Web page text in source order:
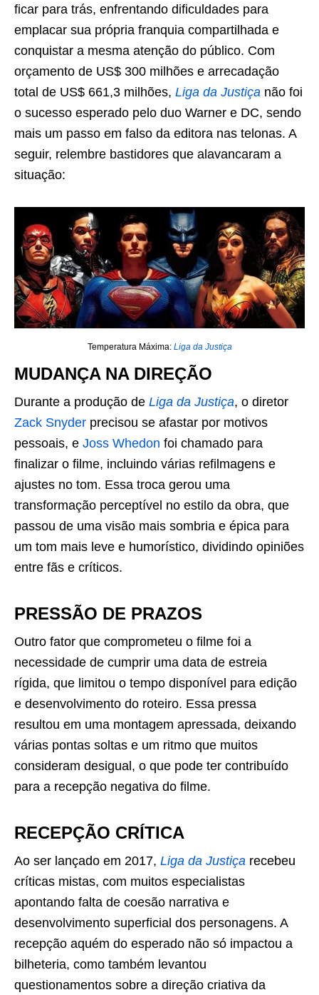
ficar para trás, enfrentando dificuldades para
emplacar sua própria franquia compartilhada e
conquistar a mesma atenção do público. Com
orçamento de US$ 300 milhões e arrecadação
total de US$ 661,3 milhões, Liga da Justiça não foi
o sucesso esperado pelo duo Warner e DC, sendo
mais um passo em falso da editora nas telonas. A
seguir, relembre bastidores que alavancaram a
situação:
Temperatura Máxima: Liga da Justiça
MUDANÇA NA DIREÇÃO
Durante a produção de Liga da Justiça, o diretor
Zack Snyder precisou se afastar por motivos
pessoais, e Joss Whedon foi chamado para
finalizar o filme, incluindo várias refilmagens e
ajustes no tom. Essa troca gerou uma
transformação perceptível no estilo da obra, que
passou de uma visão mais sombria e épica para
um tom mais leve e humorístico, dividindo opiniões
entre fãs e críticos.
PRESSÃO DE PRAZOS
Outro fator que comprometeu o filme foi a
necessidade de cumprir uma data de estreia
rígida, que limitou o tempo disponível para edição
e desenvolvimento do roteiro. Essa pressa
resultou em uma montagem apressada, deixando
várias pontas soltas e um ritmo que muitos
consideram desigual, o que pode ter contribuído
para a recepção negativa do filme.
RECEPÇÃO CRÍTICA
Ao ser lançado em 2017, Liga da Justiça recebeu
críticas mistas, com muitos especialistas
apontando falta de coesão narrativa e
desenvolvimento superficial dos personagens. A
recepção aquém do esperado não só impactou a
bilheteria, como também levantou
questionamentos sobre a direção criativa da